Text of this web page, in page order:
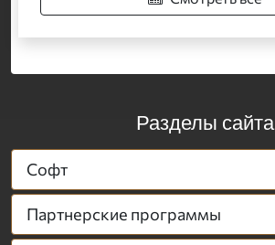
Разделы сайта
Софт
Партнерские программы